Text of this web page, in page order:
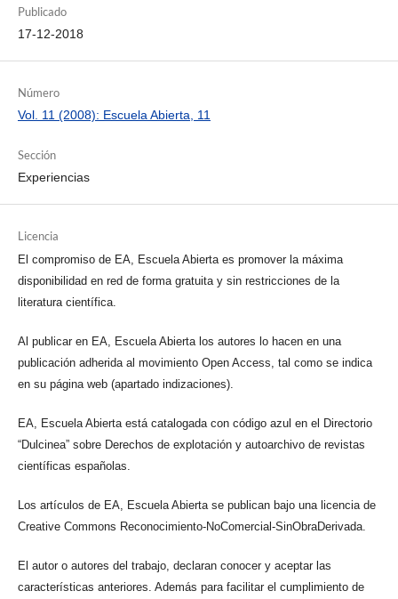
Publicado
17-12-2018
Número
Vol. 11 (2008): Escuela Abierta, 11
Sección
Experiencias
Licencia
El compromiso de EA, Escuela Abierta es promover la máxima
disponibilidad en red de forma gratuita y sin restricciones de la
literatura científica.
Al publicar en EA, Escuela Abierta los autores lo hacen en una
publicación adherida al movimiento Open Access, tal como se indica
en su página web (apartado indizaciones).
EA, Escuela Abierta está catalogada con código azul en el Directorio
“Dulcinea” sobre Derechos de explotación y autoarchivo de revistas
científicas españolas.
Los artículos de EA, Escuela Abierta se publican bajo una licencia de
Creative Commons Reconocimiento-NoComercial-SinObraDerivada.
El autor o autores del trabajo, declaran conocer y aceptar las
características anteriores. Además para facilitar el cumplimiento de